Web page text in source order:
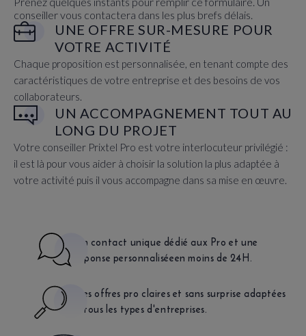
*Champs obligatoires
Continuer
Les informations recueillies dans ce formulaire sont traitées
par Prixtel (responsable de traitement) pour répondre à
votre requête et pourront être utilisées à des fins de
prospection commerciale. Elles sont conservées pendant une
durée maximum de trois ans à compter de leur collecte sur le
site ou du dernier contact émanant de vous. Vous pouvez à
tout moment exercer vos droits (accès, rectification,
effacement, opposition) sur les données vous concernant en
contactant leDPO Prixtel par email.
Pour en savoir plus sur la gestion de vos droits, cliquez ici.
conseiller vous contactera dans les plus brefs délais.
UNE OFFRE SUR-MESURE POUR
VOTRE ACTIVITÉ
Chaque proposition est personnalisée, en tenant compte des
caractéristiques de votre entreprise et des besoins de vos
collaborateurs.
UN ACCOMPAGNEMENT TOUT AU
LONG DU PROJET
Votre conseiller Prixtel Pro est votre interlocuteur privilégié :
il est là pour vous aider à choisir la solution la plus adaptée à
votre activité puis il vous accompagne dans sa mise en œuvre.
Un contact unique dédié aux Pro et une
réponse personnaliséeen moins de 24H.
Des offres pro claireset sans surprise adaptées
à tous les types d'entreprises.